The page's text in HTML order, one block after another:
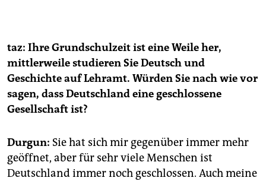
taz: Ihre Grundschulzeit ist eine Weile her,
mittlerweile studieren Sie Deutsch und
Geschichte auf Lehramt. Würden Sie nach wie vor
sagen, dass Deutschland eine geschlossene
Gesellschaft ist?
Durgun: Sie hat sich mir gegenüber immer mehr
geöffnet, aber für sehr viele Menschen ist
Deutschland immer noch geschlossen. Auch meine